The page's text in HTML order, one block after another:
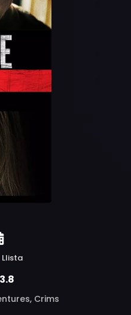
Llista
3.8
Crims